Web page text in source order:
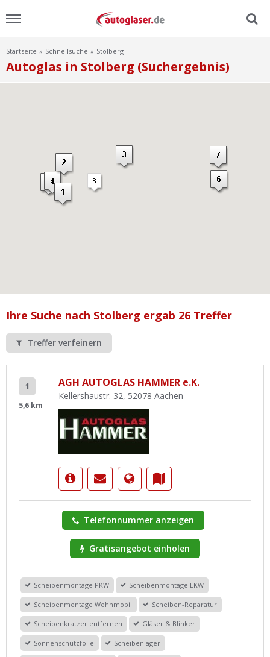
Menu
Home
Scheibensuche
Werkstatt Login
Startseite Schnellsuche Stolberg
Autoglas in Stolberg (Suchergebnis)
Ihre Suche nach Stolberg ergab 26 Treffer
Treffer verfeinern
1
5,6 km
AGH AUTOGLAS HAMMER e.K.
Kellershaustr. 32, 52078 Aachen
Telefonnummer anzeigen
Gratisangebot einholen
Scheibenmontage PKW Scheibenmontage LKW
Scheibenmontage Wohnmobil Scheiben-Reparatur
Scheibenkratzer entfernen Gläser & Blinker
Sonnenschutzfolie Scheibenlager